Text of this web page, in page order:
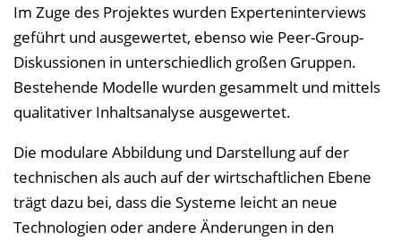
Im Zuge des Projektes wurden Experteninterviews
geführt und ausgewertet, ebenso wie Peer-Group-
Diskussionen in unterschiedlich großen Gruppen.
Bestehende Modelle wurden gesammelt und mittels
qualitativer Inhaltsanalyse ausgewertet.
Die modulare Abbildung und Darstellung auf der
technischen als auch auf der wirtschaftlichen Ebene
trägt dazu bei, dass die Systeme leicht an neue
Technologien oder andere Änderungen in den